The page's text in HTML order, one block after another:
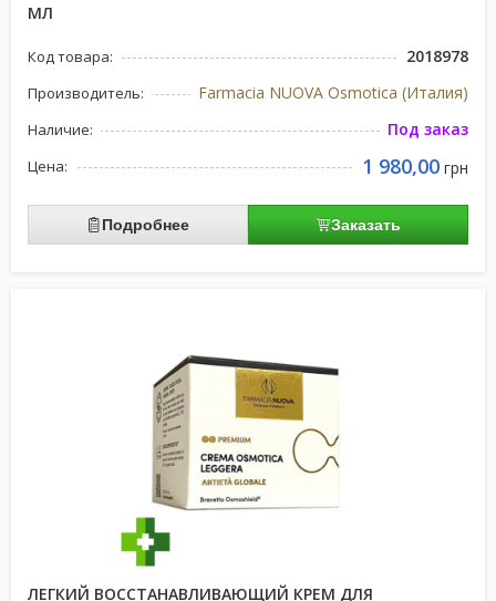
МЛ
Код товара: 2018978
Производитель: Farmacia NUOVA Osmotica (Италия)
Наличие: Под заказ
Цена: 1 980,00 грн
Подробнее Заказать
ЛЕГКИЙ ВОССТАНАВЛИВАЮЩИЙ КРЕМ ДЛЯ